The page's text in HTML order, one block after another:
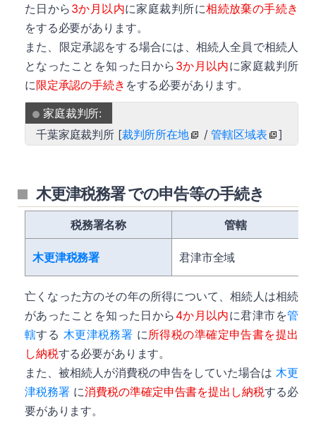
た日から 3か月以内に家庭裁判所に相続放棄の手続き
をする必要があります。
また、限定承認をする場合には、相続人全員で相続人
となったことを知った日から 3か月以内に家庭裁判所
に限定承認の手続き をする必要があります。
家庭裁判所:
千葉家庭裁判所 [裁判所所在地 /管轄区域表 ]
木更津税務署 での申告等の手続き
税務署名称 管轄
木更津税務署 君津市全域
亡くなった方のその年の所得について、相続人は相続
があったことを知った日から 4か月以内に君津市を管
轄する 木更津税務署 に所得税の準確定申告書を提出
し納税する必要があります。
また、被相続人が消費税の申告をしていた場合は木更
津税務署に消費税の準確定申告書を提出し納税する必
要があります。